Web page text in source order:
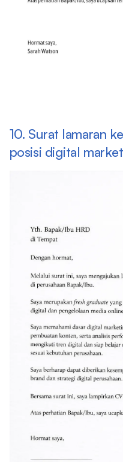
10. Surat lamaran
posisi digital